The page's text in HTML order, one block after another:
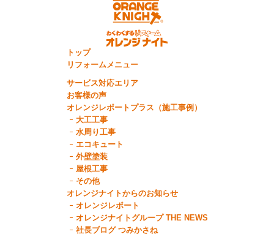
トップ
リフォームメニュー
サービス対応エリア
お客様の声
オレンジレポートプラス（施工事例）
大工工事
水周り工事
エコキュート
外壁塗装
屋根工事
その他
オレンジナイトからのお知らせ
オレンジレポート
オレンジナイトグループ THE NEWS
社長ブログ つみかさね